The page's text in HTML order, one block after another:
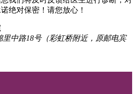
绝对保密！请您放心！
中路18号（彩虹桥附近，原邮电宾